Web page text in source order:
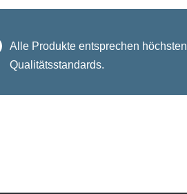
Alle Produkte entsprechen höchsten
Qualitätsstandards.